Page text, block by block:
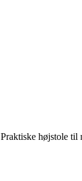
Praktiske højstole til